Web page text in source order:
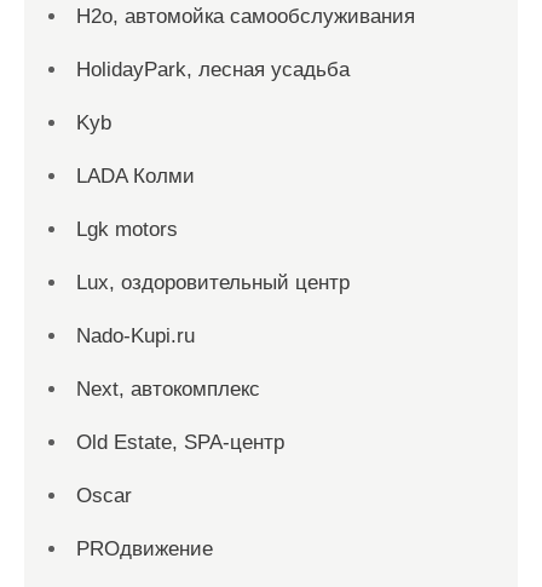
H2o, автомойка самообслуживания
HolidayPark, лесная усадьба
Kyb
LADA Колми
Lgk motors
Lux, оздоровительный центр
Nado-Kupi.ru
Next, автокомплекс
Old Estate, SPA-центр
Oscar
PROдвижение